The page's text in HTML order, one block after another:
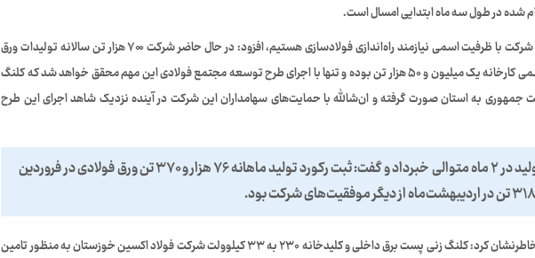
شده در طول سه ماه ابتدایی امسال است.
محمدی با بیان اینکه برای فعالیت شرکت با ظرفیت اسمی نیازمند راه‌اندازی فولادسازی هستیم، افزود: در حال حاضر شرکت ۷۰۰ هزار تن سالانه تولیدات ورق
فولادی دارد. در حالی که ظرفیت اسمی کارخانه یک میلیون و ۵۰ هزار تن بوده و تنها با اجرای طرح توسعه مجتمع فولادی این مهم محقق خواهد شد که کلنگ
جمهوری به استان صورت گرفته و ان‌شالله با حمایت‌های سهامداران این شرکت در آینده نزدیک شاهد اجرای این طرح
محمدی از ثبت ۲ رکورد تولید در ۲ ماه متوالی خبرداد و گفت: ثبت رکورد تولید ماهانه ۷۶ هزار و ۳۷۰ تن ورق فولادی در فروردین
مدیرعامل فولاد اکسین خوزستان خاطرنشان کرد: کلنگ زنی پست برق داخلی و کلیدخانه ۲۳۰ به ۳۳ کیلوولت شرکت فولاد اکسین خوزستان به منظور تامین